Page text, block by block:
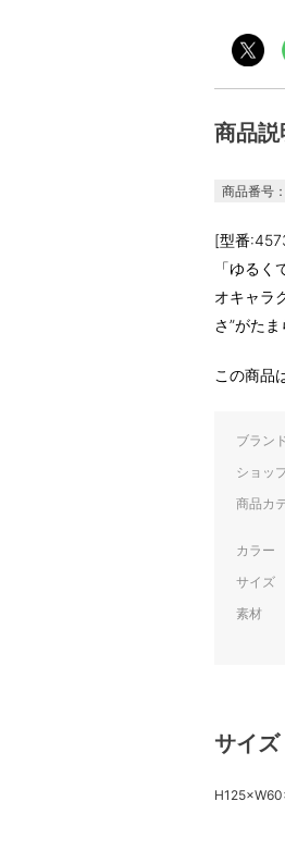
商品説
商品番号
[型番
「ゆる
オキャラ
さ”がた
この商品
ブラン
ショッ
商品カ
カラー
サイズ
素材
サイズ